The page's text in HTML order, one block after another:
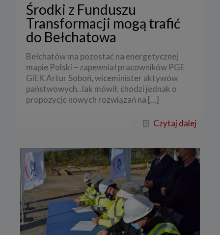
Środki z Funduszu
Transformacji mogą trafić
do Bełchatowa
Bełchatów ma pozostać na energetycznej
mapie Polski – zapewniał pracowników PGE
GiEK Artur Soboń, wiceminister aktywów
państwowych. Jak mówił, chodzi jednak o
propozycje nowych rozwiązań na […]
Czytaj dalej